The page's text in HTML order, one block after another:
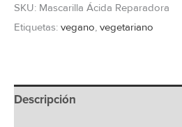
SKU: Mascarilla Ácida Reparadora
Etiquetas: vegano, vegetariano
Descripción